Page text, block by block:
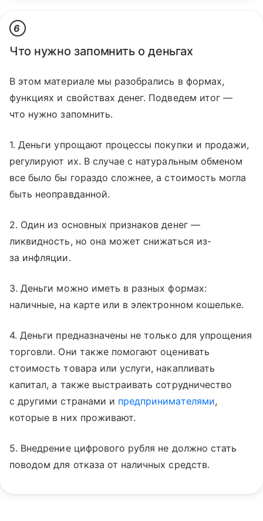
6
Что нужно запомнить о деньгах
В этом материале мы разобрались в формах,
функциях и свойствах денег. Подведем итог —
что нужно запомнить.
1. Деньги упрощают процессы покупки и продажи,
регулируют их. В случае с натуральным обменом
все было бы гораздо сложнее, а стоимость могла
быть неоправданной.
2. Один из основных признаков денег —
ликвидность, но она может снижаться из-
за инфляции.
3. Деньги можно иметь в разных формах:
наличные, на карте или в электронном кошельке.
4. Деньги предназначены не только для упрощения
торговли. Они также помогают оценивать
стоимость товара или услуги, накапливать
капитал, а также выстраивать сотрудничество
с другими странами и предпринимателями,
которые в них проживают.
5. Внедрение цифрового рубля не должно стать
поводом для отказа от наличных средств.